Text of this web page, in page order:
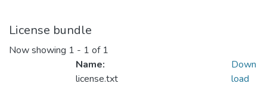
License bundle
Now showing 1 - 1 of 1
Name:
license.txt
Down
load